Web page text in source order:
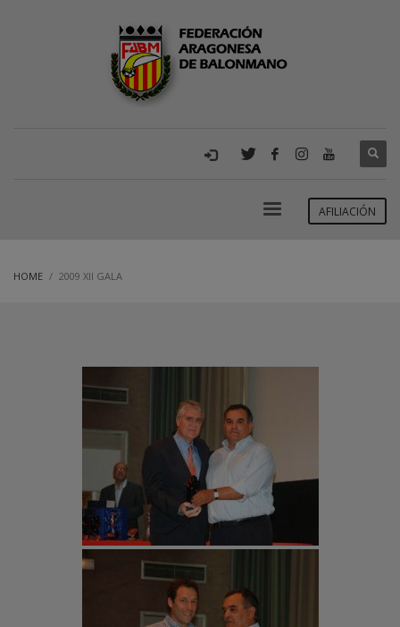
AFILIACIÓN
HOME 2009 XII GALA